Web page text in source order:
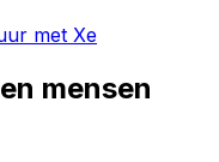
met Xe
mensen